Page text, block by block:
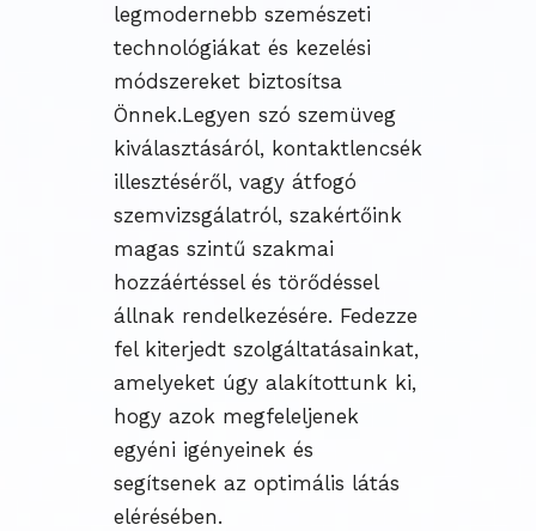
legmodernebb szemészeti
technológiákat és kezelési
módszereket biztosítsa
Önnek.Legyen szó szemüveg
kiválasztásáról, kontaktlencsék
illesztéséről, vagy átfogó
szemvizsgálatról, szakértőink
magas szintű szakmai
hozzáértéssel és törődéssel
állnak rendelkezésére. Fedezze
fel kiterjedt szolgáltatásainkat,
amelyeket úgy alakítottunk ki,
hogy azok megfeleljenek
egyéni igényeinek és
segítsenek az optimális látás
elérésében.